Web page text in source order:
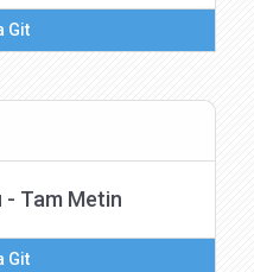
Git
- Tam Metin
Git